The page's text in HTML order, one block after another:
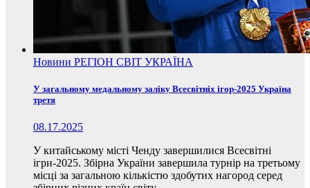
Новини РЕГІОН СВІТ УКРАЇНА
У загальному медальному заліку Всесвітніх ігор-2025 Україна
третя
08.17.2025
У китайському місті Ченду завершилися Всесвітні
ігри-2025. Збірна України завершила турнір на третьому
місці за загальною кількістю здобутих нагород серед